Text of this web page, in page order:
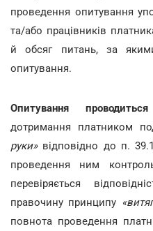
проведення опитування
та/або працівників
й обсяг питань, за
опитування.
Опитування
дотримання платником
руки»відповідно до п.
проведення ним
перевіряється
правочину принципу
повнота проведення